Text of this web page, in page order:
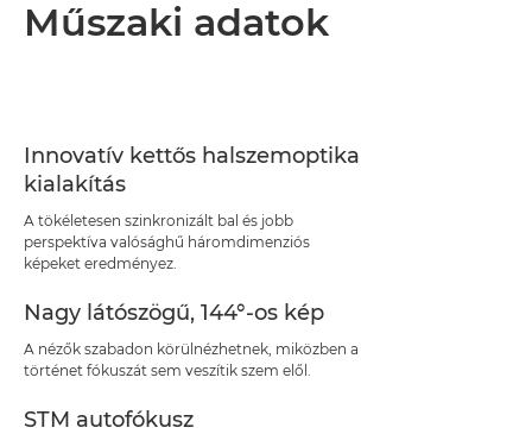
Műszaki adatok
Innovatív kettős halszemoptika
kialakítás
A tökéletesen szinkronizált bal és jobb
perspektíva valósághű háromdimenziós
képeket eredményez.
Nagy látószögű, 144°-os kép
A nézők szabadon körülnézhetnek, miközben a
történet fókuszát sem veszítik szem elől.
STM autofókusz